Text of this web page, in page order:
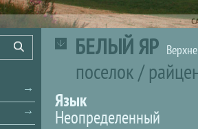
БЕЛЫЙ ЯР
поселок/
Язык
Неопределенный
Поиск